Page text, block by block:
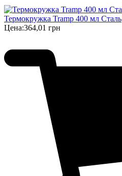
Термокружка Tramp 400 мл Сталь
Цена:364,01 грн